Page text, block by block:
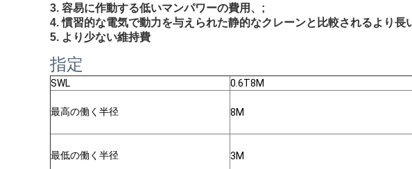
3. 容易に作動する低いマンパワーの費用、;
4. 慣習的な電気で動力を与えられた静的なクレーンと比較されるより長
5. より少ない維持費
指定
SWL 0.6T8M
最高の働く半径 8M
最低の働く半径 3M